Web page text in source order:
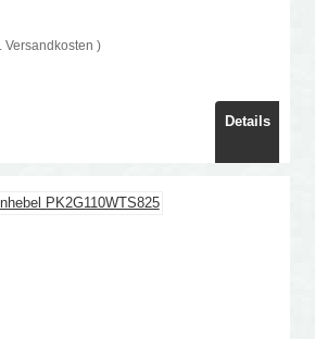
Versandkosten )
Details